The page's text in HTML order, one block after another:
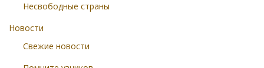
Несвободные страны
Новости
Свежие новости